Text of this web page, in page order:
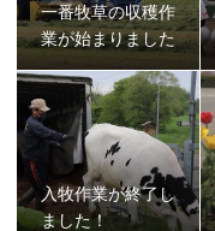
一番牧草の収穫作
業が始まりました
入牧作業が終了し
ました！